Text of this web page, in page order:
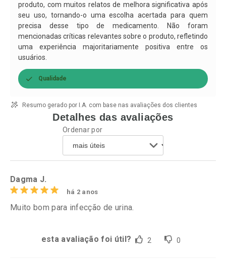
produto, com muitos relatos de melhora significativa após
seu uso, tornando-o uma escolha acertada para quem
precisa desse tipo de medicamento. Não foram
mencionadas críticas relevantes sobre o produto, refletindo
uma experiência majoritariamente positiva entre os
usuários.
Qualidade
Resumo gerado por I.A. com base nas avaliações dos clientes
Detalhes das avaliações
Ordenar por
Dagma J.
há 2 anos
Muito bom para infecção de urina.
esta avaliação foi útil? 2 0